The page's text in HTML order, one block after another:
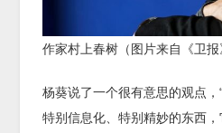
作家村上春树（图片来自《卫报
杨葵说了一个很有意思的观点
特别信息化、特别精妙的东西